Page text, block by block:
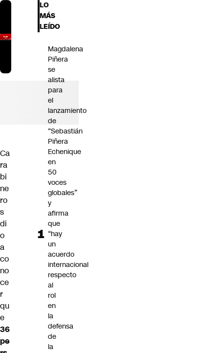
Ca
ra
bi
ne
ro
s
di
o
a
co
no
ce
r
qu
e
36
pe
LO
MÁS
LEÍDO
Magdalena
Piñera
se
alista
para
el
lanzamiento
de
“Sebastián
Piñera
Echenique
en
50
voces
globales”
y
afirma
que
“hay
un
acuerdo
internacional
respecto
al
rol
en
la
defensa
de
la